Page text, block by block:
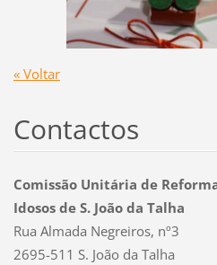
« Voltar
Contactos
Comissão Unitária de
Idosos de S. João da Talha
Rua Almada Negreiros, nº3
2695-511 S. João da Talha